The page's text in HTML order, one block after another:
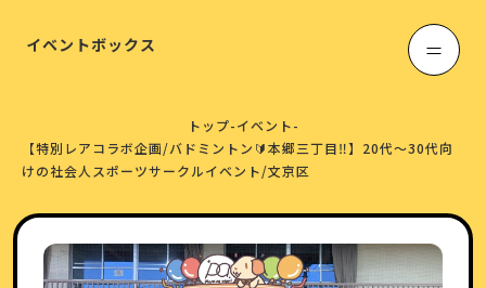
イベントボックス
トップ-イベント-
【特別レアコラボ企画/バドミントン🔰本郷三丁目‼️】20代〜30代向
けの社会人スポーツサークルイベント/文京区